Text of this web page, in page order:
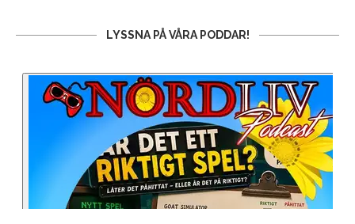
LYSSNA PÅ VÅRA PODDAR!